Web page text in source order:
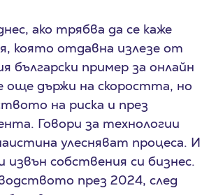
ако трябва да се каже
която отдавна излезе от
български пример за онлайн
още държи на скоростта, но
на риска и през
Говори за технологии
улесняват процеса. И
извън собствения си бизнес.
през 2024, след